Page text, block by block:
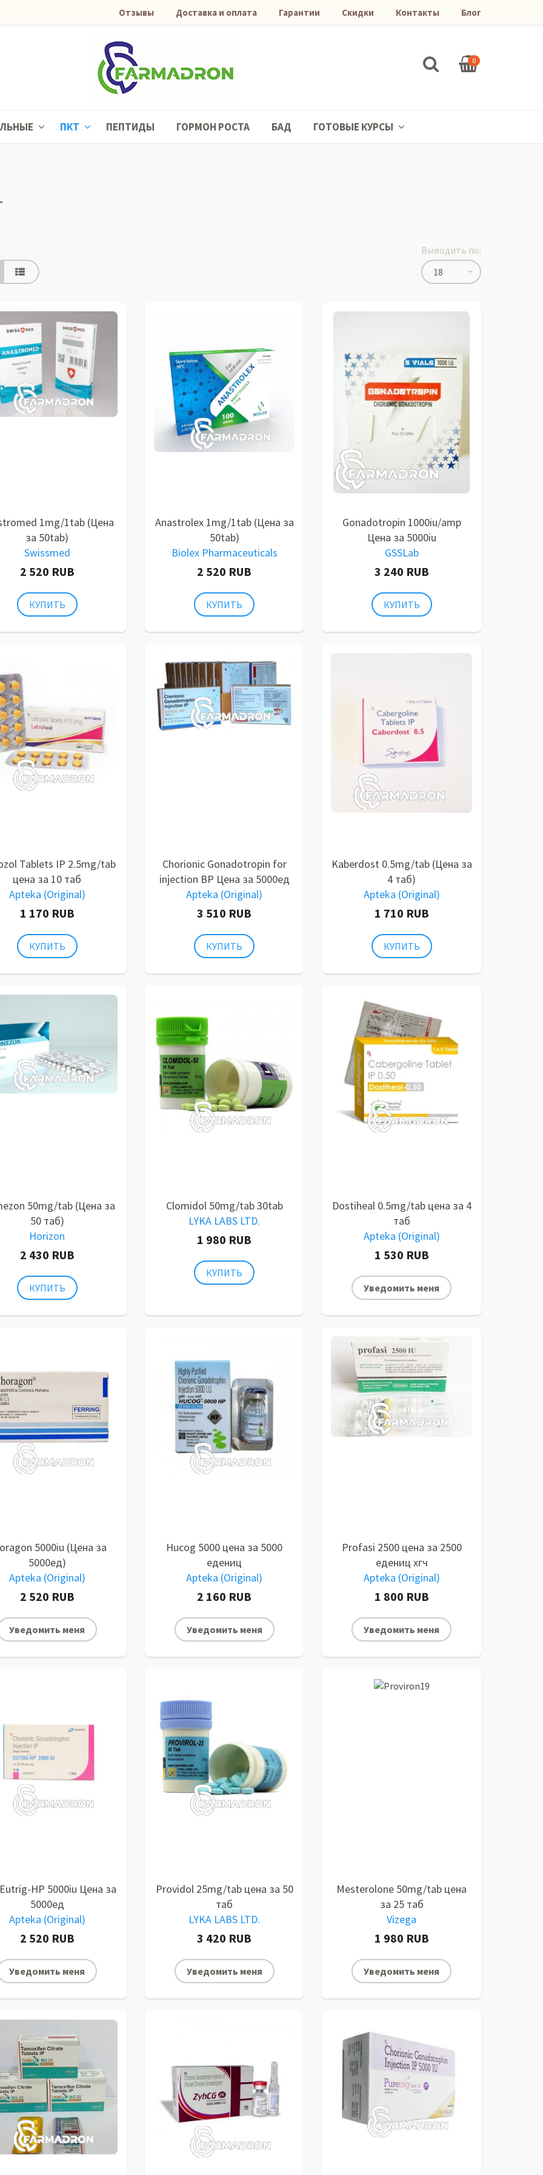
Отзывы Доставка и оплата Гарантии Скидки Контакты Блог
0
ПКТ ПЕПТИДЫ ГОРМОН РОСТА БАД ГОТОВЫЕ КУРСЫ
Выводить по:
18
1mg/1tab (Цена
за 50tab)
Swissmed
2 520 RUB
Anastrolex 1mg/1tab (Цена за
50tab)
Biolex Pharmaceuticals
2 520 RUB
Gonadotropin 1000iu/amp
Цена за 5000iu
GSSLab
3 240 RUB
Tablets IP 2.5mg/tab
цена за 10 таб
Apteka (Original)
1 170 RUB
Chorionic Gonadotropin for
injection BP Цена за 5000ед
Apteka (Original)
3 510 RUB
Kaberdost 0.5mg/tab (Цена за
4 таб)
Apteka (Original)
1 710 RUB
50mg/tab (Цена за
50 таб)
Horizon
2 430 RUB
Clomidol 50mg/tab 30tab
LYKA LABS LTD.
1 980 RUB
Dostiheal 0.5mg/tab цена за 4
таб
Apteka (Original)
1 530 RUB
Уведомить меня
5000iu (Цена за
5000ед)
Apteka (Original)
2 520 RUB
Уведомить меня
Hucog 5000 цена за 5000
едениц
Apteka (Original)
2 160 RUB
Уведомить меня
Profasi 2500 цена за 2500
едениц хгч
Apteka (Original)
1 800 RUB
Уведомить меня
HP 5000iu Цена за
5000ед
Apteka (Original)
2 520 RUB
Уведомить меня
Providol 25mg/tab цена за 50
таб
LYKA LABS LTD.
3 420 RUB
Уведомить меня
Mesterolone 50mg/tab цена
за 25 таб
Vizega
1 980 RUB
Уведомить меня